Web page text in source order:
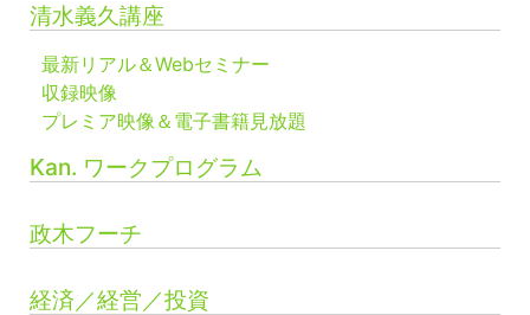
清水義久講座
最新リアル＆Webセミナー
収録映像
プレミア映像＆電子書籍見放題
Kan. ワークプログラム
政木フーチ
経済／経営／投資